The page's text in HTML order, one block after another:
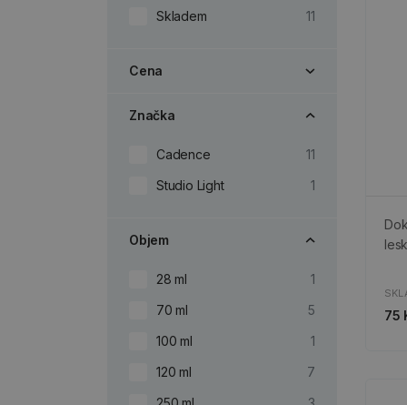
Skladem
11
Cena
Značka
Cadence
11
Studio Light
1
Objem
28 ml
1
70 ml
5
100 ml
1
120 ml
7
75